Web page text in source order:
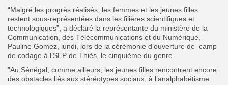
“Malgré les progrès réalisés, les femmes et les jeunes filles
restent sous-représentées dans les filières scientifiques et
technologiques”, a déclaré la représentante du ministère de la
Communication, des Télécommunications et du Numérique,
Pauline Gomez, lundi, lors de la cérémonie d’ouverture de camp
de codage à l’SEP de Thiès, le cinquième du genre.
”Au Sénégal, comme ailleurs, les jeunes filles rencontrent encore
des obstacles liés aux stéréotypes sociaux, à l’analphabétisme